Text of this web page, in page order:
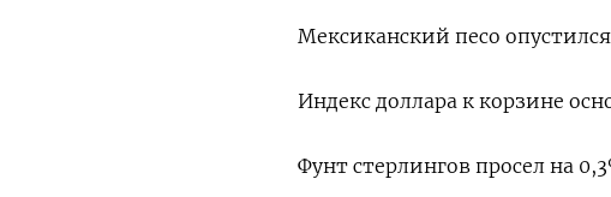
Мексиканский песо
Индекс доллара к корзине
Фунт стерлингов просел на